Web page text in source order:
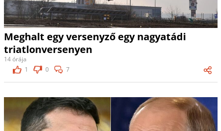
Meghalt egy versenyző egy nagyatádi
triatlonversenyen
14 órája
1
0 7